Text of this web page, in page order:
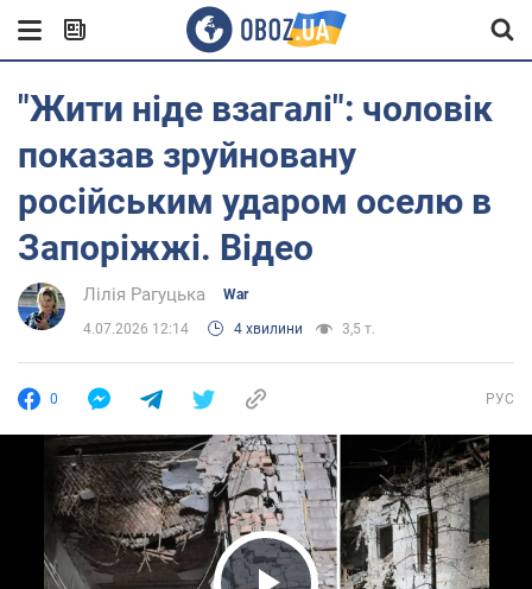
"Жити ніде взагалі": чоловік
показав зруйновану
російським ударом оселю в
Запоріжжі. Відео
Лілія Рагуцька War
4.07.2026 12:14 4 хвилини 3,5 т.
0 РУС